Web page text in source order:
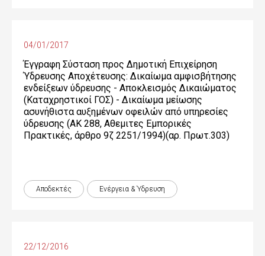
04/01/2017
Έγγραφη Σύσταση προς Δημοτική Επιχείρηση
Ύδρευσης Αποχέτευσης: Δικαίωμα αμφισβήτησης
ενδείξεων ύδρευσης - Αποκλεισμός Δικαιώματος
(Καταχρηστικοί ΓΟΣ) - Δικαίωμα μείωσης
ασυνήθιστα αυξημένων οφειλών από υπηρεσίες
ύδρευσης (ΑΚ 288, Αθεμιτες Εμπορικές
Πρακτικές, άρθρο 9ζ 2251/1994)(αρ. Πρωτ.303)
Αποδεκτές Ενέργεια & Ύδρευση
22/12/2016